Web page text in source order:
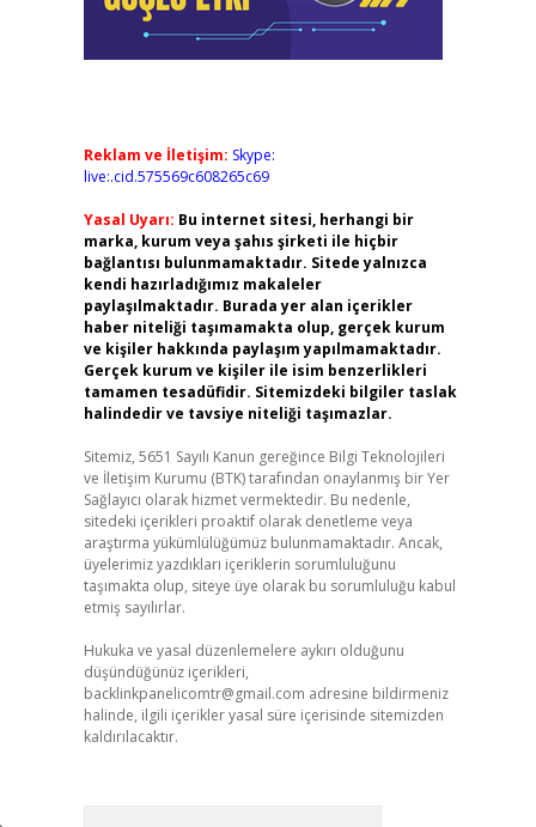
Reklam ve İletişim: Skype:
live:.cid.575569c608265c69
Yasal Uyarı: Bu internet sitesi, herhangi bir
marka, kurum veya şahıs şirketi ile hiçbir
bağlantısı bulunmamaktadır. Sitede yalnızca
kendi hazırladığımız makaleler
paylaşılmaktadır. Burada yer alan içerikler
haber niteliği taşımamakta olup, gerçek kurum
ve kişiler hakkında paylaşım yapılmamaktadır.
Gerçek kurum ve kişiler ile isim benzerlikleri
tamamen tesadüfidir. Sitemizdeki bilgiler taslak
halindedir ve tavsiye niteliği taşımazlar.
Sitemiz, 5651 Sayılı Kanun gereğince Bilgi Teknolojileri
ve İletişim Kurumu (BTK) tarafından onaylanmış bir Yer
Sağlayıcı olarak hizmet vermektedir. Bu nedenle,
sitedeki içerikleri proaktif olarak denetleme veya
araştırma yükümlülüğümüz bulunmamaktadır. Ancak,
üyelerimiz yazdıkları içeriklerin sorumluluğunu
taşımakta olup, siteye üye olarak bu sorumluluğu kabul
etmiş sayılırlar.
Hukuka ve yasal düzenlemelere aykırı olduğunu
düşündüğünüz içerikleri,
backlinkpanelicomtr@gmail.com adresine bildirmeniz
halinde, ilgili içerikler yasal süre içerisinde sitemizden
kaldırılacaktır.